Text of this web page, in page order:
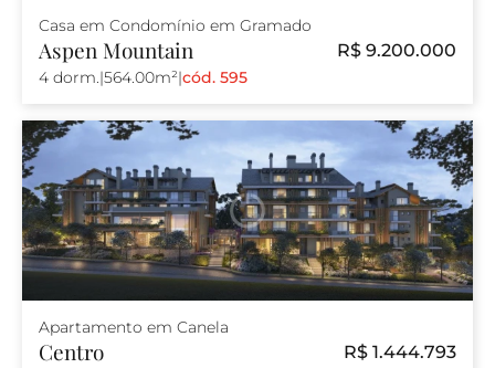
Casa em Condomínio em Gramado
Aspen Mountain R$ 9.200.000
4 dorm.|564.00m²|cód. 595
Apartamento em Canela
Centro R$ 1.444.793